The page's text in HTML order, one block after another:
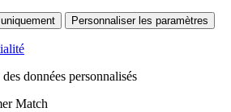
Personnaliser les paramètres
données personnalisés
Match